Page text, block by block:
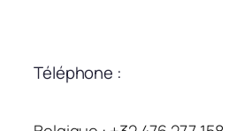
Téléphone :